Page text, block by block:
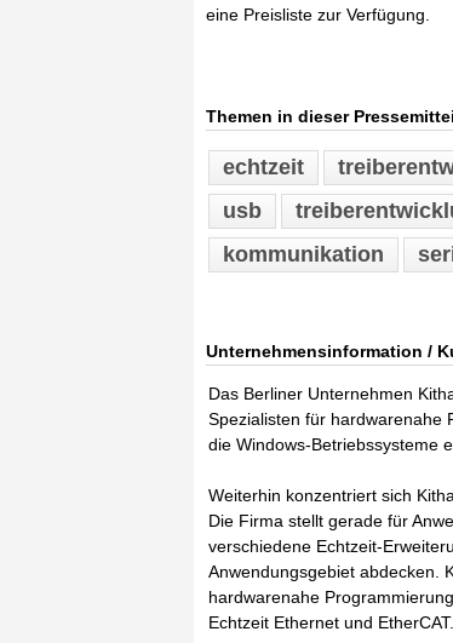
eine Preisliste zur Verfügung.
Themen in dieser
echtzeit
usb
kommunikation
Unternehmensinformation /
Das Berliner Unternehmen
Spezialisten für hardwarenahe
die Windows-Betriebssysteme
Weiterhin konzentriert sich
Die Firma stellt gerade für
verschiedene Echtzeit-
Anwendungsgebiet abdecken.
hardwarenahe
Echtzeit Ethernet und EtherCAT.